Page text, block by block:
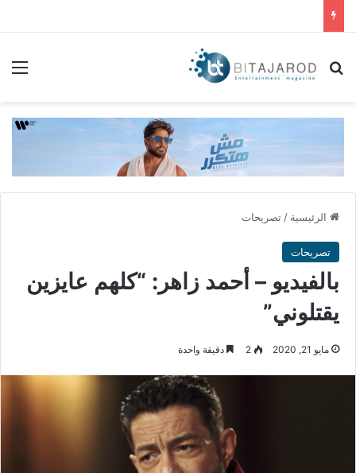
بحث عن
الرئيسية / تصريحات
تصريحات
بالفيديو – أحمد زاهر: “كلهم عايزين
يقتلوني”
مايو 21, 2020 2 دقيقة واحدة